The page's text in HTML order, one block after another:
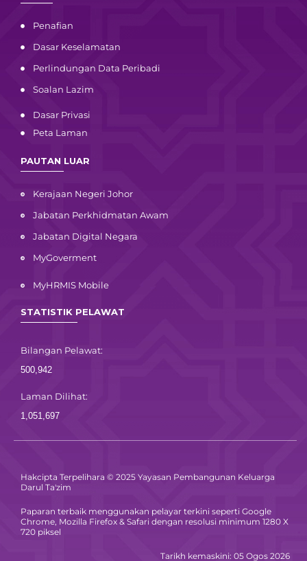
Penafian
Dasar Keselamatan
Perlindungan Data Peribadi
Soalan Lazim
Dasar Privasi
Peta Laman
PAUTAN LUAR
Kerajaan Negeri Johor
Jabatan Perkhidmatan Awam
Jabatan Digital Negara
MyGoverment
MyHRMIS Mobile
STATISTIK PELAWAT
Bilangan Pelawat:
500,942
Laman Dilihat:
1,051,697
Hakcipta Terpelihara © 2025 Yayasan Pembangunan Keluarga
Darul Ta'zim
Paparan terbaik menggunakan pelayar terkini seperti Google
Chrome, Mozilla Firefox & Safari dengan resolusi minimum 1280 X
720 piksel
Tarikh kemaskini: 05 Ogos 2026